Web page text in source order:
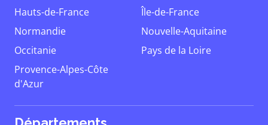
Hauts-de-France
Île-de-France
Normandie
Nouvelle-Aquitaine
Occitanie
Pays de la Loire
Provence-Alpes-Côte
d'Azur